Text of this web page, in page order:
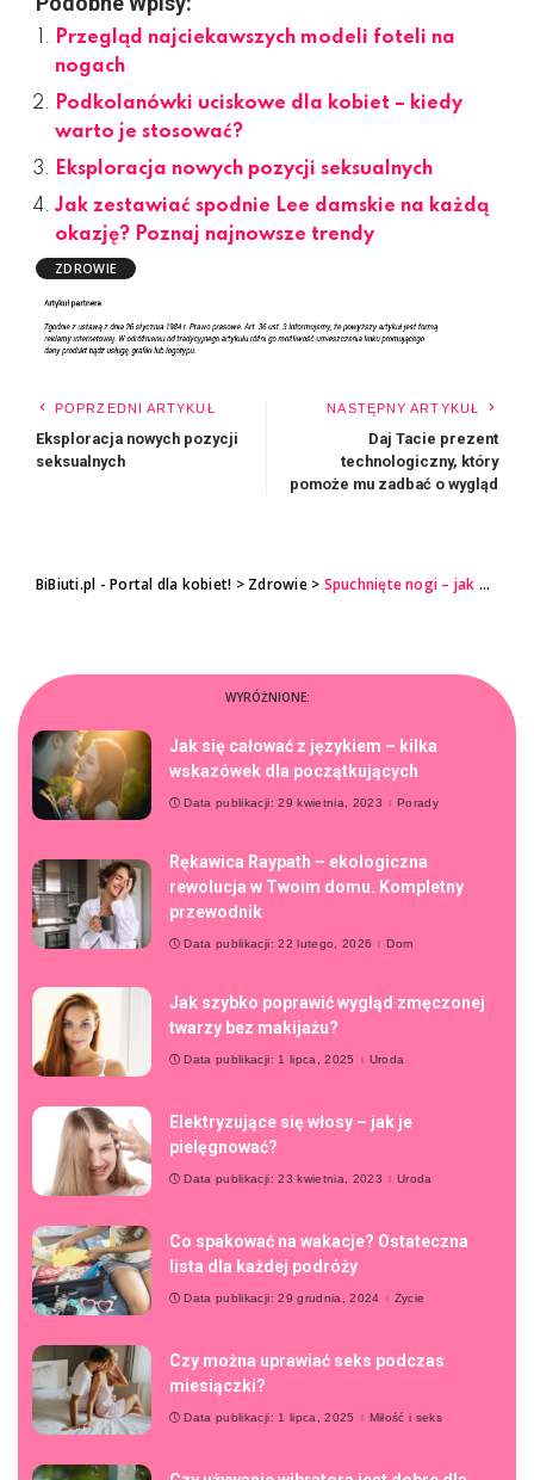
Przegląd najciekawszych modeli foteli na
nogach
Podkolanówki uciskowe dla kobiet – kiedy
warto je stosować?
Eksploracja nowych pozycji seksualnych
Jak zestawiać spodnie Lee damskie na każdą
okazję? Poznaj najnowsze trendy
ZDROWIE
POPRZEDNI ARTYKUŁ
Eksploracja nowych pozycji
seksualnych
NASTĘPNY ARTYKUŁ
Daj Tacie prezent
technologiczny, który
pomoże mu zadbać o wygląd
BiBiuti.pl - Portal dla kobiet! > Zdrowie> Spuchnięte nogi – jak pozbyć się tego problemu?
WYRÓŻNIONE:
Jak się całować z językiem – kilka
wskazówek dla początkujących
Data publikacji: 29 kwietnia, 2023 Porady
Rękawica Raypath – ekologiczna
rewolucja w Twoim domu. Kompletny
przewodnik
Data publikacji: 22 lutego, 2026 Dom
Jak szybko poprawić wygląd zmęczonej
twarzy bez makijażu?
Data publikacji: 1 lipca, 2025 Uroda
Elektryzujące się włosy – jak je
pielęgnować?
Data publikacji: 23 kwietnia, 2023 Uroda
Co spakować na wakacje? Ostateczna
lista dla każdej podróży
Data publikacji: 29 grudnia, 2024 Życie
Czy można uprawiać seks podczas
miesiączki?
Data publikacji: 1 lipca, 2025 Miłość i seks